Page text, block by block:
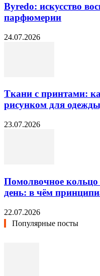
Byredo: искусство
парфюмерии
24.07.2026
Ткани с принтами:
рисунком для
23.07.2026
Помолвочное
день: в чём
22.07.2026
Популярные посты